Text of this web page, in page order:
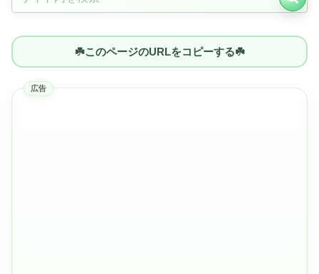
☘️このページのURLをコピーする☘️
広告